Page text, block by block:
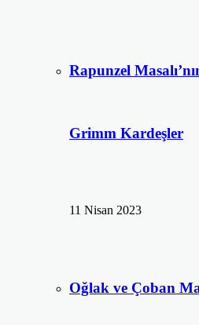
Rapunzel
Grimm Kardeşler
11 Nisan 2023
Oğlak ve Çoban